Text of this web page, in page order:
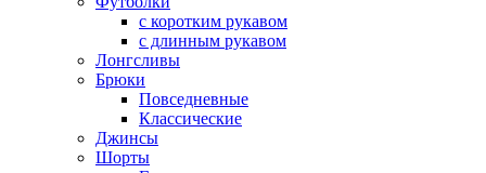
с коротким рукавом
с длинным рукавом
Лонгсливы
Брюки
Повседневные
Классические
Джинсы
Шорты